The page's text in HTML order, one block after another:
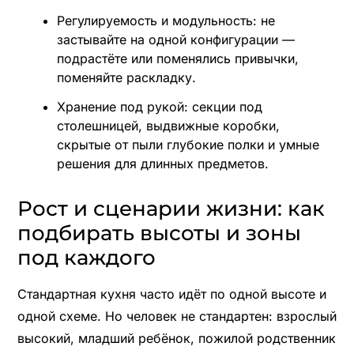
Регулируемость и модульность: не
застывайте на одной конфигурации —
подрастёте или поменялись привычки,
поменяйте раскладку.
Хранение под рукой: секции под
столешницей, выдвижные коробки,
скрытые от пыли глубокие полки и умные
решения для длинных предметов.
Рост и сценарии жизни: как
подбирать высоты и зоны
под каждого
Стандартная кухня часто идёт по одной высоте и
одной схеме. Но человек не стандартен: взрослый
высокий, младший ребёнок, пожилой родственник